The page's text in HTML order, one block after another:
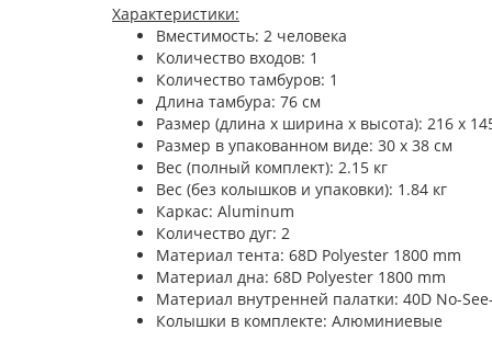
Характеристики:
Вместимость: 2 человека
Количество входов: 1
Количество тамбуров: 1
Длина тамбура: 76 см
Размер (длина х ширина х высота): 216 х
Размер в упакованном виде: 30 х 38 см
Вес (полный комплект): 2.15 кг
Вес (без колышков и упаковки): 1.84 кг
Каркас: Aluminum
Количество дуг: 2
Материал тента: 68D Polyester 1800 mm
Материал дна: 68D Polyester 1800 mm
Материал внутренней палатки: 40D No-
Колышки в комплекте: Алюминиевые